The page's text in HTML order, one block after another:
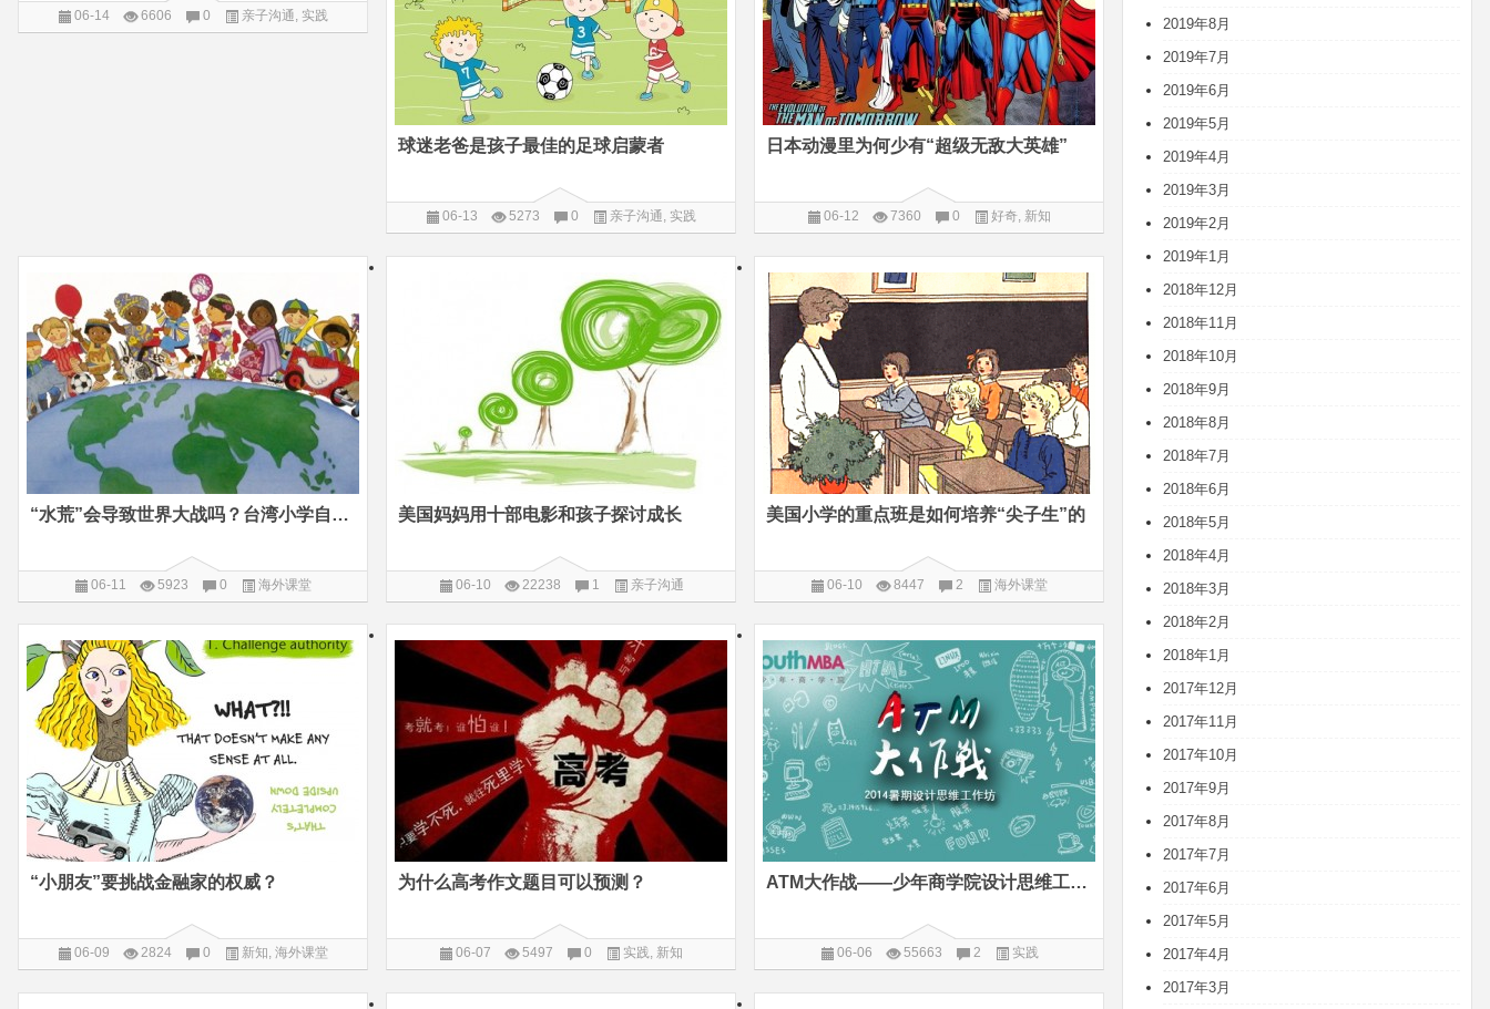
2019年8月
2019年7月
2019年6月
2019年5月
2019年4月
2019年3月
2019年2月
2019年1月
2018年12月
2018年11月
2018年10月
2018年9月
2018年8月
2018年7月
2018年6月
2018年5月
2018年4月
2018年3月
2018年2月
2018年1月
2017年12月
2017年11月
2017年10月
2017年9月
2017年8月
2017年7月
2017年6月
2017年5月
2017年4月
2017年3月
06-14 6606 0 亲子沟通, 实践
球迷老爸是孩子最佳的足球启蒙者
06-13 5273 0 亲子沟通, 实践
日本动漫里为何少有“超级无敌大英雄”
06-12 7360 0 好奇, 新知
“水荒”会导致世界大战吗？台湾小学自然课这样上
06-11 5923 0 海外课堂
美国妈妈用十部电影和孩子探讨成长
06-10 22238 1 亲子沟通
美国小学的重点班是如何培养“尖子生”的
06-10 8447 2 海外课堂
“小朋友”要挑战金融家的权威？
06-09 2824 0 新知, 海外课堂
为什么高考作文题目可以预测？
06-07 5497 0 实践, 新知
ATM大作战——少年商学院设计思维工作坊详情
06-06 55663 2 实践